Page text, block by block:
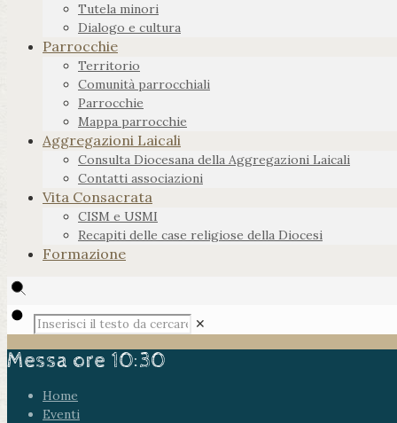
Tutela minori
Dialogo e cultura
Parrocchie
Territorio
Comunità parrocchiali
Parrocchie
Mappa parrocchie
Aggregazioni Laicali
Consulta Diocesana della Aggregazioni Laicali
Contatti associazioni
Vita Consacrata
CISM e USMI
Recapiti delle case religiose della Diocesi
Formazione
✕
Messa ore 10:30
Home
Eventi